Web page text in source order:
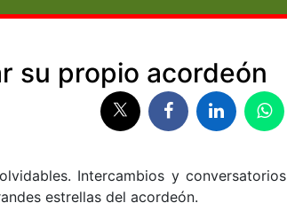
su propio acordeón
Intercambios y conversatorios
estrellas del acordeón.